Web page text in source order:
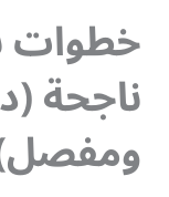
خطوات
ناجحة